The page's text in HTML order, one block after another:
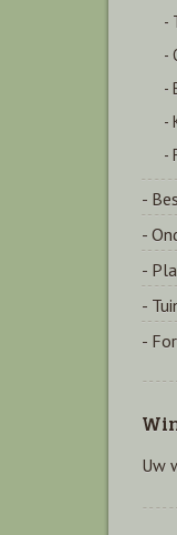
-
-
-
-
-
-
-
-
-
-
Uw